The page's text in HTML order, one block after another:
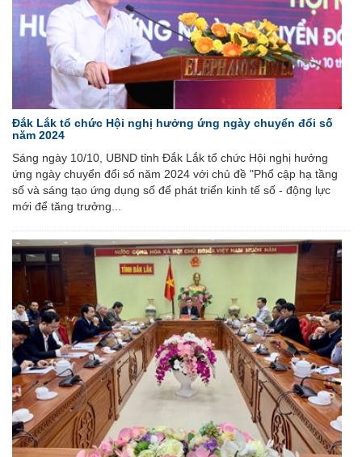
Đắk Lắk tổ chức Hội nghị hưởng ứng ngày chuyển đổi số
năm 2024
Sáng ngày 10/10, UBND tỉnh Đắk Lắk tổ chức Hội nghị hưởng
ứng ngày chuyển đổi số năm 2024 với chủ đề "Phổ cập hạ tầng
số và sáng tạo ứng dụng số để phát triển kinh tế số - động lực
mới để tăng trưởng...